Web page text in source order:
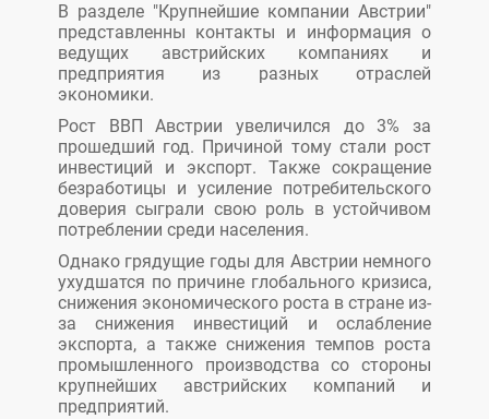
В разделе "Крупнейшие компании Австрии"
представленны контакты и информация о
ведущих австрийских компаниях и
предприятия из разных отраслей
экономики.
Рост ВВП Австрии увеличился до 3% за
прошедший год. Причиной тому стали рост
инвестиций и экспорт. Также сокращение
безработицы и усиление потребительского
доверия сыграли свою роль в устойчивом
потреблении среди населения.
Однако грядущие годы для Австрии немного
ухудшатся по причине глобального кризиса,
снижения экономического роста в стране из-
за снижения инвестиций и ослабление
экспорта, а также снижения темпов роста
промышленного производства со стороны
крупнейших австрийских компаний и
предприятий.